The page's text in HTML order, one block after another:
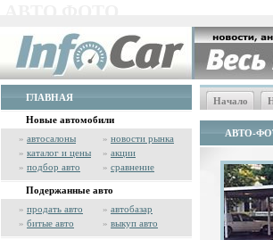
ГЛАВНАЯ
Новые автомобили
» автосалоны » новости рынка
» каталог и цены » акции
» подбор авто » сравнение
Подержанные авто
» продать авто » автобазар
» битые авто » выкуп авто
Начало
АВТО-